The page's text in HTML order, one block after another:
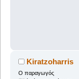
Kiratzoharris
Ο παραγωγός